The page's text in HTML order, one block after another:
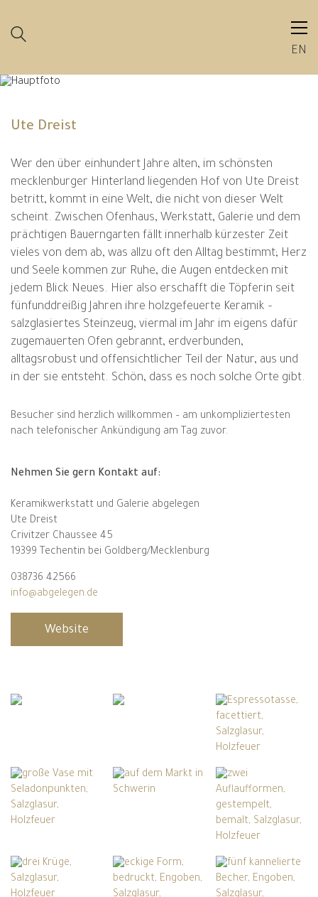
EN
Ute Dreist
Wer den über einhundert Jahre alten, im schönsten
mecklenburger Hinterland liegenden Hof von Ute Dreist
betritt, kommt in eine Welt, die nicht von dieser Welt
scheint. Zwischen Ofenhaus, Werkstatt, Galerie und dem
prächtigen Bauerngarten fällt innerhalb kürzester Zeit
vieles von dem ab, was allzu oft den Alltag bestimmt; Herz
und Seele kommen zur Ruhe, die Augen entdecken mit
jedem Blick Neues. Hier also erschafft die Töpferin seit
fünfunddreißig Jahren ihre holzgefeuerte Keramik –
salzglasiertes Steinzeug, viermal im Jahr im eigens dafür
zugemauerten Ofen gebrannt, erdverbunden,
alltagsrobust und offensichtlicher Teil der Natur, aus und
in der sie entsteht. Schön, dass es noch solche Orte gibt.
Besucher sind herzlich willkommen – am unkompliziertesten
nach telefonischer Ankündigung am Tag zuvor.
Nehmen Sie gern Kontakt auf:
Keramikwerkstatt und Galerie abgelegen
Ute Dreist
Crivitzer Chaussee 45
19399 Techentin bei Goldberg/Mecklenburg
038736 42566
info@abgelegen.de
Website